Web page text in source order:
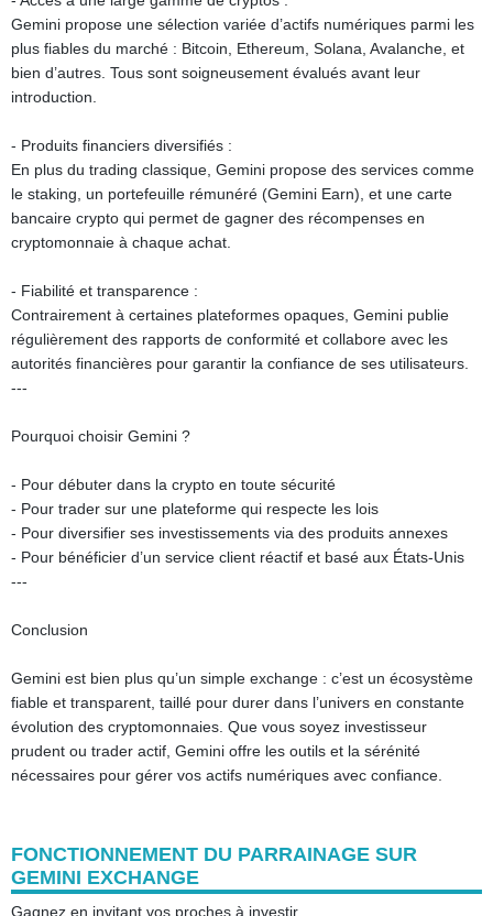
Gemini propose une sélection variée d’actifs numériques parmi les
plus fiables du marché : Bitcoin, Ethereum, Solana, Avalanche, et
bien d’autres. Tous sont soigneusement évalués avant leur
introduction.
- Produits financiers diversifiés :
En plus du trading classique, Gemini propose des services comme
le staking, un portefeuille rémunéré (Gemini Earn), et une carte
bancaire crypto qui permet de gagner des récompenses en
cryptomonnaie à chaque achat.
- Fiabilité et transparence :
Contrairement à certaines plateformes opaques, Gemini publie
régulièrement des rapports de conformité et collabore avec les
autorités financières pour garantir la confiance de ses utilisateurs.
---
Pourquoi choisir Gemini ?
- Pour débuter dans la crypto en toute sécurité
- Pour trader sur une plateforme qui respecte les lois
- Pour diversifier ses investissements via des produits annexes
- Pour bénéficier d’un service client réactif et basé aux États-Unis
---
Conclusion
Gemini est bien plus qu’un simple exchange : c’est un écosystème
fiable et transparent, taillé pour durer dans l’univers en constante
évolution des cryptomonnaies. Que vous soyez investisseur
prudent ou trader actif, Gemini offre les outils et la sérénité
nécessaires pour gérer vos actifs numériques avec confiance.
FONCTIONNEMENT DU PARRAINAGE SUR
GEMINI EXCHANGE
Gagnez en invitant vos proches à investir